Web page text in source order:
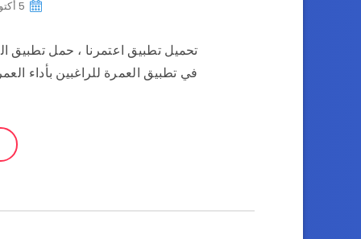
5 أكتوبر، 2022
تحميل تطبيق اعتمرنا ، حمل تطبيق